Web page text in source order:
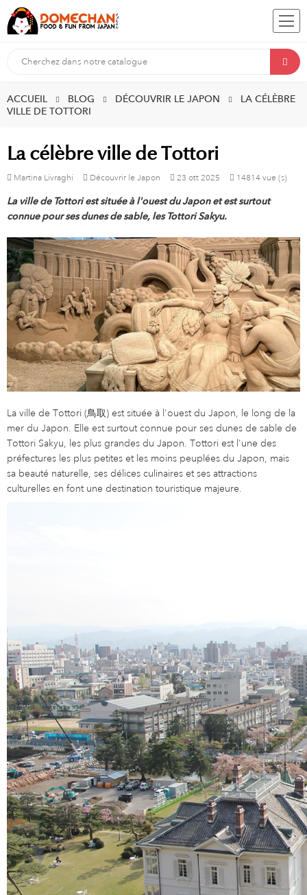
ACCUEIL BLOG DÉCOUVRIR LE JAPON
LA CÉLÈBRE
VILLE DE TOTTORI
La célèbre ville de Tottori
Martina Livraghi Découvrir le Japon 23 ott 2025 14814 vue (s)
La ville de Tottori est située à l'ouest du Japon et est surtout
connue pour ses dunes de sable, les Tottori Sakyu.
La ville de Tottori (鳥取) est située à l'ouest du Japon, le long de la
mer du Japon. Elle est surtout connue pour ses dunes de sable de
Tottori Sakyu, les plus grandes du Japon. Tottori est l'une des
préfectures les plus petites et les moins peuplées du Japon, mais
sa beauté naturelle, ses délices culinaires et ses attractions
culturelles en font une destination touristique majeure.